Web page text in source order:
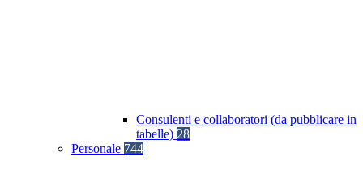
Consulenti e collaboratori (da pubblicare in
tabelle) 28
Personale 744